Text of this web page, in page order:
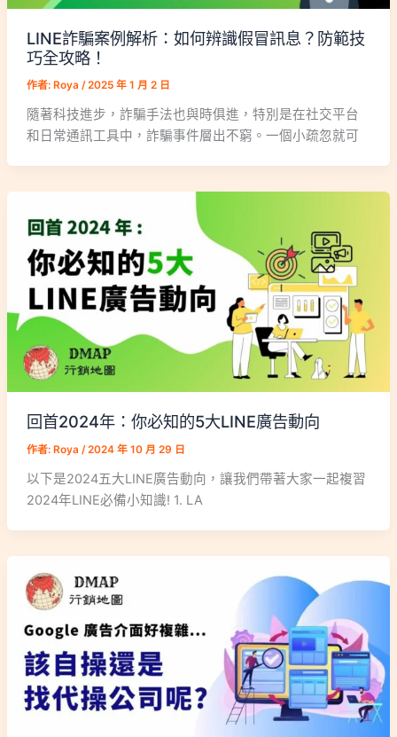
LINE詐騙案例解析：如何辨識假冒訊息？防範技
巧全攻略！
作者: Roya /2025 年 1 月 2 日
隨著科技進步，詐騙手法也與時俱進，特別是在社交平台
和日常通訊工具中，詐騙事件層出不窮。一個小疏忽就可
回首2024年：你必知的5大LINE廣告動向
作者: Roya /2024 年 10 月 29 日
以下是2024五大LINE廣告動向，讓我們帶著大家一起複習
2024年LINE必備小知識! 1. LA